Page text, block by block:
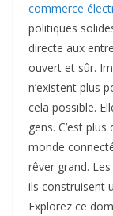
commerce
politiques
directe aux
ouvert et sûr.
n’existent plus
cela possible.
gens. C’est
monde
rêver grand.
ils construisent
Explorez ce